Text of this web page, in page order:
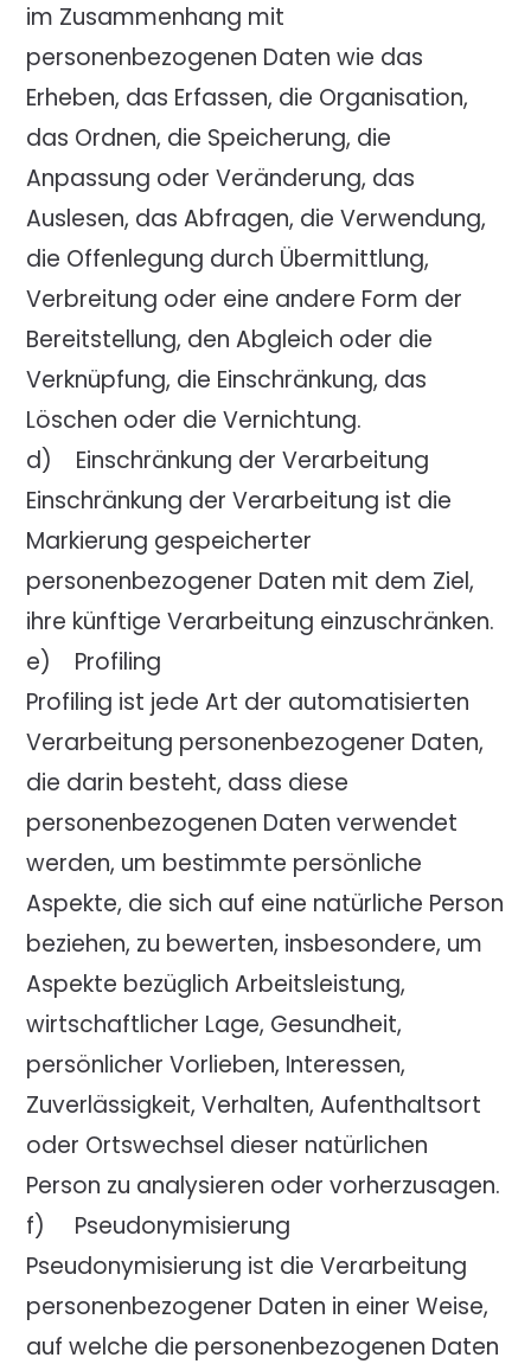
im Zusammenhang mit
personenbezogenen Daten wie das
Erheben, das Erfassen, die Organisation,
das Ordnen, die Speicherung, die
Anpassung oder Veränderung, das
Auslesen, das Abfragen, die Verwendung,
die Offenlegung durch Übermittlung,
Verbreitung oder eine andere Form der
Bereitstellung, den Abgleich oder die
Verknüpfung, die Einschränkung, das
Löschen oder die Vernichtung.
d) Einschränkung der Verarbeitung
Einschränkung der Verarbeitung ist die
Markierung gespeicherter
personenbezogener Daten mit dem Ziel,
ihre künftige Verarbeitung einzuschränken.
e) Profiling
Profiling ist jede Art der automatisierten
Verarbeitung personenbezogener Daten,
die darin besteht, dass diese
personenbezogenen Daten verwendet
werden, um bestimmte persönliche
Aspekte, die sich auf eine natürliche Person
beziehen, zu bewerten, insbesondere, um
Aspekte bezüglich Arbeitsleistung,
wirtschaftlicher Lage, Gesundheit,
persönlicher Vorlieben, Interessen,
Zuverlässigkeit, Verhalten, Aufenthaltsort
oder Ortswechsel dieser natürlichen
Person zu analysieren oder vorherzusagen.
f) Pseudonymisierung
Pseudonymisierung ist die Verarbeitung
personenbezogener Daten in einer Weise,
auf welche die personenbezogenen Daten